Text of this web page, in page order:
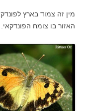
מין זה צמוד בארץ
האזור בו צומח הפונדקאי.